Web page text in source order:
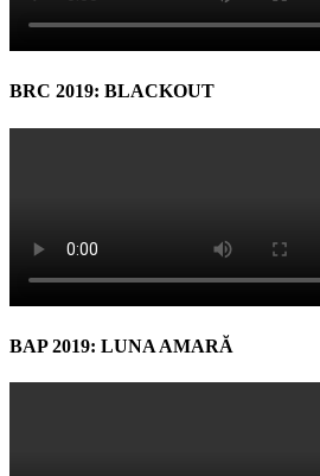
BRC 2019: BLACKOUT
BAP 2019: LUNA AMARĂ